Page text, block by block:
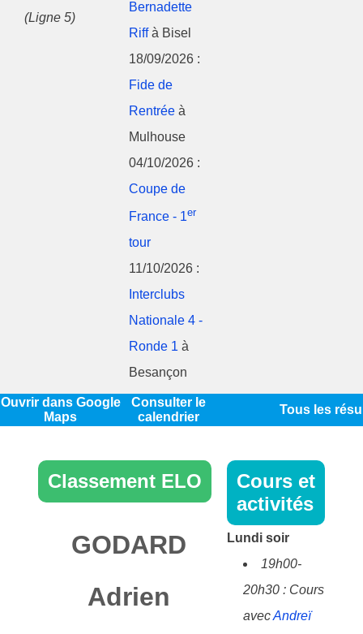
(Ligne 5)
Bernadette
Riffà Bisel
18/09/2026 :
Fide de
Rentrée à
Mulhouse
04/10/2026 :
Coupe de
France - 1er
tour
11/10/2026 :
Interclubs
Nationale 4 -
Ronde 1 à
Besançon
Ouvrir dans Google
Maps
Consulter le
calendrier
Tous les
Classement ELO
GODARD
Adrien
Cours et
activités
Lundi soir
19h00-
20h30 : Cours
avecAndreï